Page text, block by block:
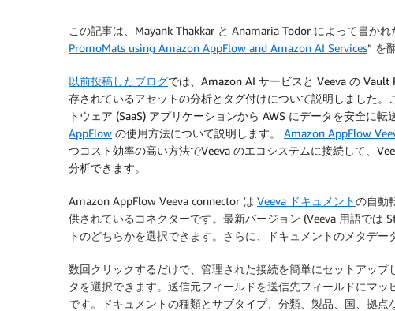
この記事は、Mayank Thakkar と Anamaria Todor によって書かれ
PromoMats using Amazon AppFlow and Amazon AI Services” を
以前投稿したブログでは、Amazon AI サービスと Veeva の
存されているアセットの分析とタグ付けについて説明しました
トウェア (SaaS) アプリケーションから AWS にデータを安全に
AppFlow の使用方法について説明します。 Amazon AppFlow
つコスト効率の高い方法でVeeva のエコシステムに接続して、
分析できます。
Amazon AppFlow Veeva connector は Veeva ドキュメントの自動
供されているコネクターです。最新バージョン (Veeva 用語では
トのどちらかを選択できます。さらに、ドキュメントのメタデー
数回クリックするだけで、管理された接続を簡単にセットアッ
タを選択できます。送信元フィールドを送信先フィールドにマ
です。ドキュメントの種類とサブタイプ、分類、製品、国、拠